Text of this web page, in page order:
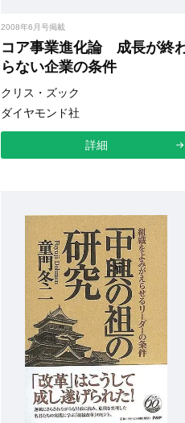
2008年6月号掲載
コア事業進化論 成長が終
らない企業の条件
クリス・ズック
ダイヤモンド社
詳細